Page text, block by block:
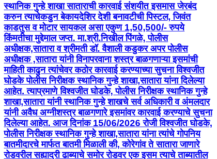
स्थानिक गुन्हे शाखा साताराची कारवाई संशयीत इसमास जेरबंद
करुन त्याचेकडुन बेकायदेशिर देशी बनावटीची पिस्टल, जिवंत
काडतुस व मोटार सायकल असा एकुण 1,50,500/- रुपये
किंमतीचा मुद्देमाल जप्त. मा.श्री.निखील पिंगळे, पोलीस
अधीक्षक,सातारा व श्रीमती डॉ. वैशाली कडुकर अपर पोलीस
अधीक्षक ,सातारा यांनी विनापरवाना शस्त्र बाळगणाऱ्या इसमांची
माहिती काढुन त्यांचेवर कठोर कारवाई करण्याच्या सुचना विश्वजीत
घोडके पोलीस निरीक्षक स्थानिक गुन्हे शाखा,सातारा यांना दिलेल्या
आहेत. त्याप्रमाणे विश्वजीत घोडके, पोलीस निरीक्षक स्थानिक गुन्हे
शाखा,सातारा यांनी स्थानिक गुन्हे शाखचे सर्व अधिकारी व अंमलदार
यांनी अवैध अग्नीशस्त्र बाळगणारे इसमांवर कारवाई करण्याचे सुचना
दिलेल्या आहेत. आज दिनांक 15/06/2026 रोजी विश्वजीत घोडके,
पोलीस निरीक्षक स्थानिक गुन्हे शाखा,सातारा यांना त्यांचे गोपनिय
बातमीदारचे मार्फत बातमी मिळाली की, कोरेगांव ते सातारा जाणारे
रोडवरील सह्याद्री ढाब्याचे समोर रोडवर एक इसम त्याचे ताब्यातील